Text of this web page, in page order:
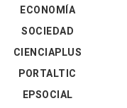
ECONOMÍA
SOCIEDAD
CIENCIAPLUS
PORTALTIC
EPSOCIAL